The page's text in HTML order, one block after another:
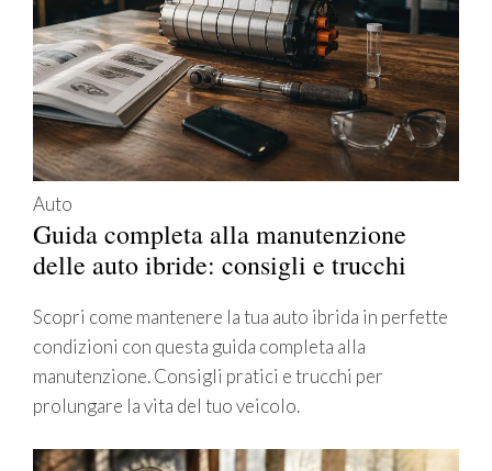
Auto
Guida completa alla manutenzione
delle auto ibride: consigli e trucchi
Scopri come mantenere la tua auto ibrida in perfette
condizioni con questa guida completa alla
manutenzione. Consigli pratici e trucchi per
prolungare la vita del tuo veicolo.